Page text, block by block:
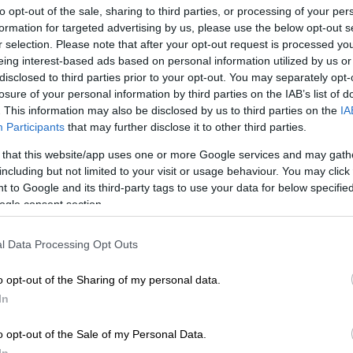
opt-out of the sale, sharing to third parties, or processing of your
for targeted advertising by us, please use the below opt-out
selection. Please note that after your opt-out request is processed
interest-based ads based on personal information utilized by us
to third parties prior to your opt-out. You may separately
of your personal information by third parties on the IAB’s list of
This information may also be disclosed by us to third parties on the
Participants that may further disclose it to other third parties.
that this website/app uses one or more Google services and may
but not limited to your visit or usage behaviour. You may
to Google and its third-party tags to use your data for below
consent section.
Data Processing Opt Outs
opt-out of the Sharing of my personal data.
opt-out of the Sale of my Personal Data.
πόσο κακό έκανε τελικά το
με αφορμή και το μπούμερανγκ της
του».
πως «η αθλιότητα της ΝΔ δεν έχει όριο»
κομματικήεκμετάλλευσημιας
την κακοποίησή της».
στηναξιωματική
υποψήφιες με τον ΣΥΡΙΖΑ
πως «η υποκρισία αποτελεί
Γεωργούλη
προσωπικές συμπεριφορές»
αντίπαλοί μας, πόσο εύκολη είχαν